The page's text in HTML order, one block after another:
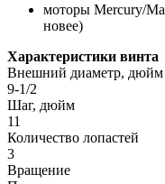
моторы Mercury/
новее)
Характеристики винта
Внешний диаметр, дюйм
9-1/2
Шаг, дюйм
11
Количество лопастей
3
Вращение